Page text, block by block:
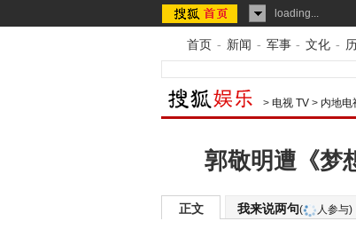
loading...
首页 - 新闻 - 军事 - 文化 -
> 电视 TV > 内地电
郭敬明遭《梦
正文 我来说两句( 人参与)